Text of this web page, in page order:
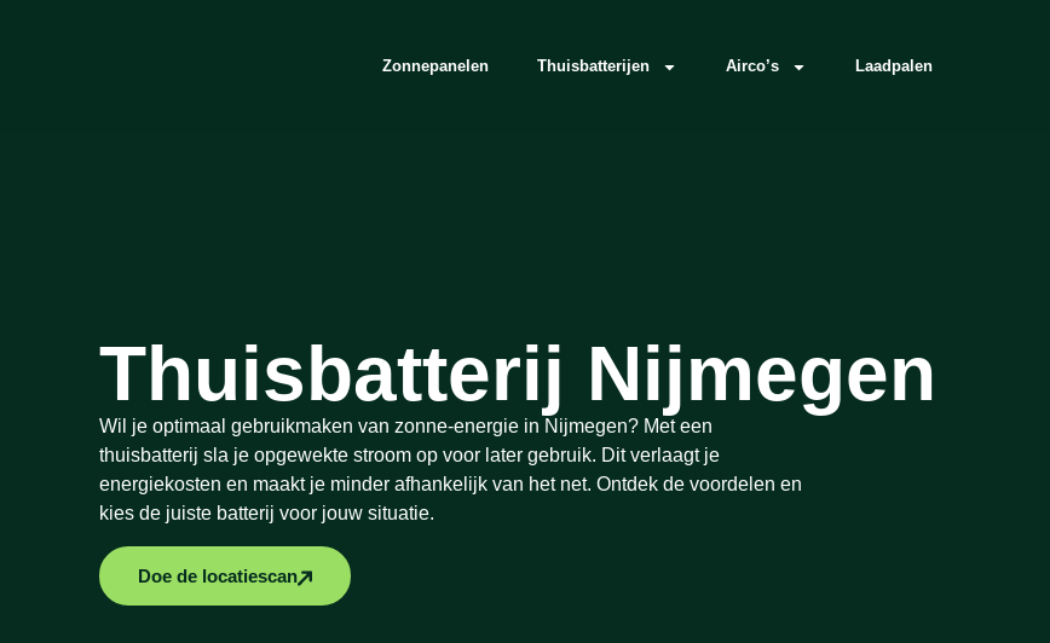
Zonnepanelen Thuisbatterijen Airco’s Laadpalen
Thuisbatterij Nijmegen
Wil je optimaal gebruikmaken van zonne-energie in Nijmegen? Met een
thuisbatterij sla je opgewekte stroom op voor later gebruik. Dit verlaagt je
energiekosten en maakt je minder afhankelijk van het net. Ontdek de voordelen en
kies de juiste batterij voor jouw situatie.
Doe de locatiescan